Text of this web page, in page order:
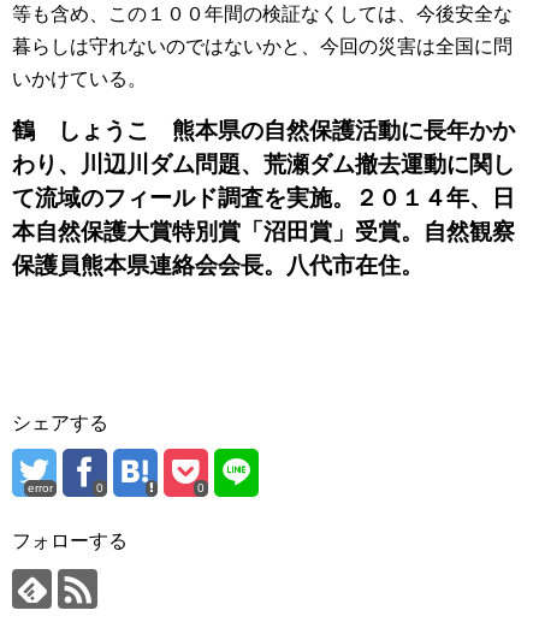
等も含め、この１００年間の検証なくしては、今後安全な
暮らしは守れないのではないかと、今回の災害は全国に問
いかけている。
鶴 しょうこ 熊本県の自然保護活動に長年かか
わり、川辺川ダム問題、荒瀬ダム撤去運動に関し
て流域のフィールド調査を実施。２０１４年、日
本自然保護大賞特別賞「沼田賞」受賞。自然観察
保護員熊本県連絡会会長。八代市在住。
シェアする
error 0 0
フォローする